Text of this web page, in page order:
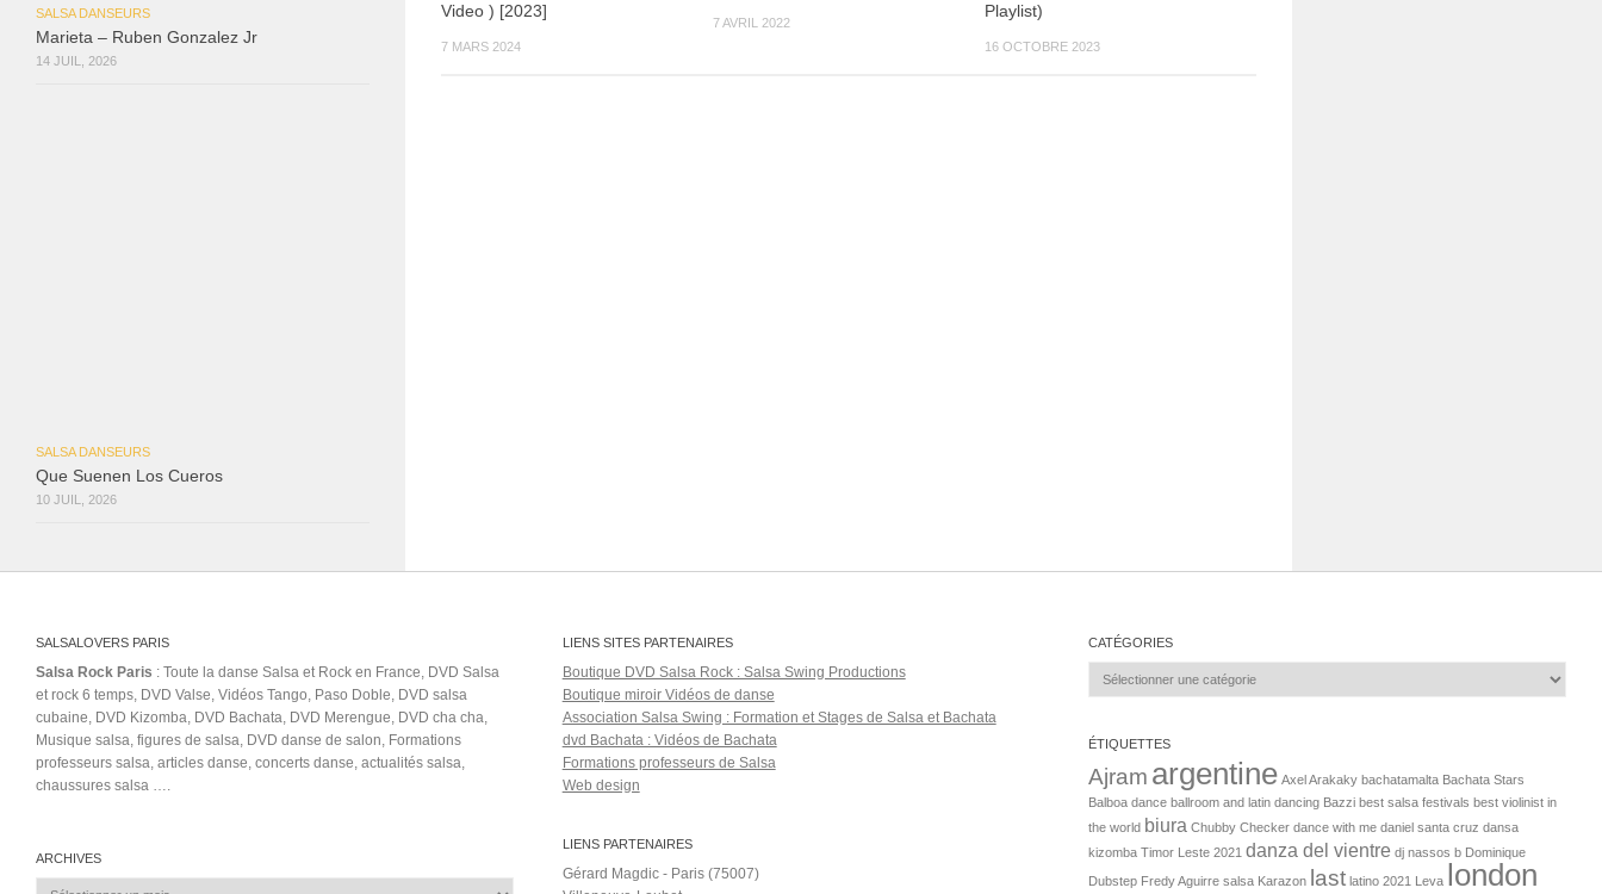
Video ) [2023]
7 MARS 2024
7 AVRIL 2022
Playlist)
16 OCTOBRE 2023
SALSA DANSEURS
Marieta – Ruben Gonzalez Jr
14 JUIL, 2026
SALSA DANSEURS
Que Suenen Los Cueros
10 JUIL, 2026
SALSALOVERS PARIS
Salsa Rock Paris : Toute la danse Salsa et Rock en France, DVD Salsa
et rock 6 temps, DVD Valse, Vidéos Tango, Paso Doble, DVD salsa
cubaine, DVD Kizomba, DVD Bachata, DVD Merengue, DVD cha cha,
Musique salsa, figures de salsa, DVD danse de salon, Formations
professeurs salsa, articles danse, concerts danse, actualités salsa,
chaussures salsa ….
ARCHIVES
Archives
LIENS SITES PARTENAIRES
Boutique DVD Salsa Rock : Salsa Swing Productions
Boutique miroir Vidéos de danse
Association Salsa Swing : Formation et Stages de Salsa et Bachata
dvd Bachata : Vidéos de Bachata
Formations professeurs de Salsa
Web design
LIENS PARTENAIRES
Gérard Magdic - Paris (75007)
CATÉGORIES
Catégories
ÉTIQUETTES
Ajram argentine Axel Arakaky bachatamalta Bachata Stars
Balboa dance ballroom and latin dancing Bazzi best salsa festivals best violinist in
the world biura Chubby Checker dance with me daniel santa cruz dansa
kizomba Timor Leste 2021 danza del vientre dj nassos b Dominique
Dubstep Fredy Aguirre salsa Karazon last latino 2021 Leva london